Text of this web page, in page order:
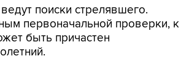
поиски стрелявшего.
первоначальной проверки, к
быть причастен